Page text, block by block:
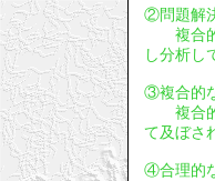
②問題解
複合的
し分析し
③複合的
複合的
て及ぼさ
④合理的